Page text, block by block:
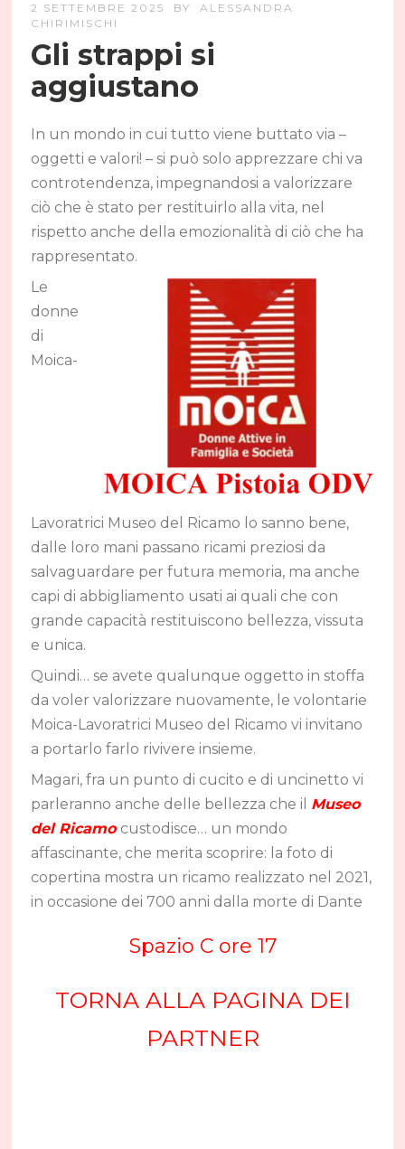
2 SETTEMBRE 2025 BY
ALESSANDRA
CHIRIMISCHI
Gli strappi si
aggiustano
In un mondo in cui tutto viene buttato via –
oggetti e valori! – si può solo apprezzare chi va
controtendenza, impegnandosi a valorizzare
ciò che è stato per restituirlo alla vita, nel
rispetto anche della emozionalità di ciò che ha
rappresentato.
Le
donne
di
Moica-
Lavoratrici Museo del Ricamo lo sanno bene,
dalle loro mani passano ricami preziosi da
salvaguardare per futura memoria, ma anche
capi di abbigliamento usati ai quali che con
grande capacità restituiscono bellezza, vissuta
e unica.
Quindi… se avete qualunque oggetto in stoffa
da voler valorizzare nuovamente, le volontarie
Moica-Lavoratrici Museo del Ricamo vi invitano
a portarlo farlo rivivere insieme.
Magari, fra un punto di cucito e di uncinetto vi
parleranno anche delle bellezza che il Museo
del Ricamo custodisce… un mondo
affascinante, che merita scoprire: la foto di
copertina mostra un ricamo realizzato nel 2021,
in occasione dei 700 anni dalla morte di Dante
Spazio C ore 17
TORNA ALLA PAGINA DEI
PARTNER